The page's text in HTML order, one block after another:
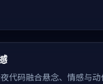
代码融合悬念、情感与动